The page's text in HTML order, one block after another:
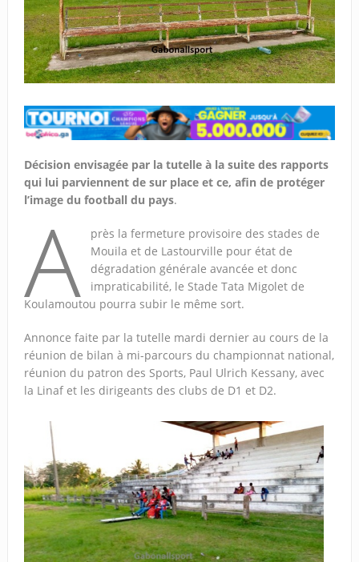
Décision envisagée par la tutelle à la suite des rapports
qui lui parviennent de sur place et ce, afin de protéger
l’image du football du pays.
A
près la fermeture provisoire des stades de
Mouila et de Lastourville pour état de
dégradation générale avancée et donc
impraticabilité, le Stade Tata Migolet de
Koulamoutou pourra subir le même sort.
Annonce faite par la tutelle mardi dernier au cours de la
réunion de bilan à mi-parcours du championnat national,
réunion du patron des Sports, Paul Ulrich Kessany, avec
la Linaf et les dirigeants des clubs de D1 et D2.